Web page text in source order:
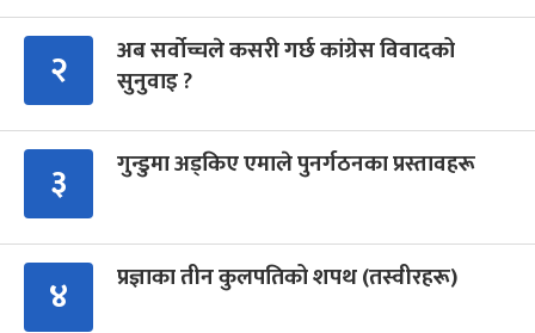
२
अब सर्वोच्चले कसरी गर्छ कांग्रेस विवादको
सुनुवाइ ?
३ गुन्डुमा अड्किए एमाले पुनर्गठनका प्रस्तावहरू
४ प्रज्ञाका तीन कुलपतिको शपथ (तस्वीरहरू)